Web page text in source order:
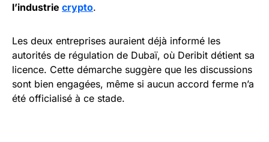
l’industrie crypto.
Les deux entreprises auraient déjà informé les
autorités de régulation de Dubaï, où Deribit détient sa
licence. Cette démarche suggère que les discussions
sont bien engagées, même si aucun accord ferme n’a
été officialisé à ce stade.